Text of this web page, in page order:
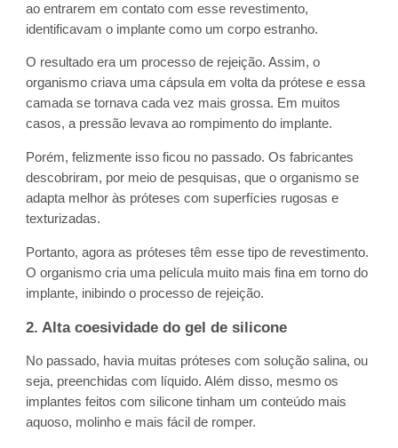
ao entrarem em contato com esse revestimento,
identificavam o implante como um corpo estranho.
O resultado era um processo de rejeição. Assim, o
organismo criava uma cápsula em volta da prótese e essa
camada se tornava cada vez mais grossa. Em muitos
casos, a pressão levava ao rompimento do implante.
Porém, felizmente isso ficou no passado. Os fabricantes
descobriram, por meio de pesquisas, que o organismo se
adapta melhor às próteses com superfícies rugosas e
texturizadas.
Portanto, agora as próteses têm esse tipo de revestimento.
O organismo cria uma película muito mais fina em torno do
implante, inibindo o processo de rejeição.
2. Alta coesividade do gel de silicone
No passado, havia muitas próteses com solução salina, ou
seja, preenchidas com líquido. Além disso, mesmo os
implantes feitos com silicone tinham um conteúdo mais
aquoso, molinho e mais fácil de romper.